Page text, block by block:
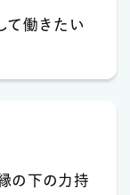
て働きたい
の下の力持